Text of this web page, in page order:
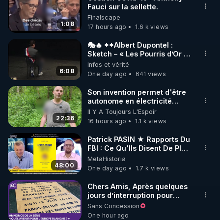
🌱 INSTAGRAM
https://www.instagram.com/rdlr_thierrycasasnovas/
http://rgnr.li/instagram
🌱 LA NEWSLETTER
Pour ne pas rater l’actualité RGNR (stages,
http://rgnr.li/news
🌱 VIDÉOS NON CENSURÉES SUR ODYSEE
Toutes les vidéos Youtube sont aussi sur la
http://rgnr.li/odysee
🌱 LES STAGES EN PRÉSENTIEL
http://rgnr.li/stages
1:08
Fauci sur la sellette.
Finalscape
17 hours ago
1.6 k views
6:08
🎭🔥 **Albert Dupontel :
Sketch – « Les Pourris d’Or »
🏆💰**
Infos et vérité
One day ago
641 views
22:36
Son invention permet d'être
autonome en électricité
avec un simple ruisseau
Il Y A Toujours L'Espoir
16 hours ago
1.1 k views
48:00
Patrick PASIN ★ Rapports Du
FBI : Ce Qu'Ils Disent De Plus
Grave Sur Hitler
MetaHistoria
One day ago
1.7 k views
Chers Amis, Après quelques
jours d’interruption pour
clarifier ma position
concernant le nombre de
Sans Concession
One hour ago